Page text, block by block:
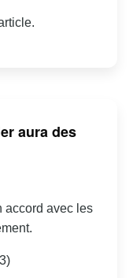
aura des
accord avec les